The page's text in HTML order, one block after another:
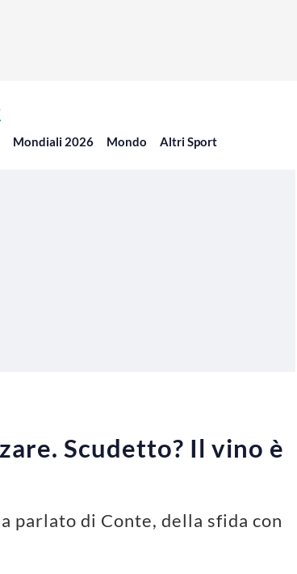
Mondiali 2026 Mondo Altri Sport
Scudetto? Il vino è
parlato di Conte, della sfida con